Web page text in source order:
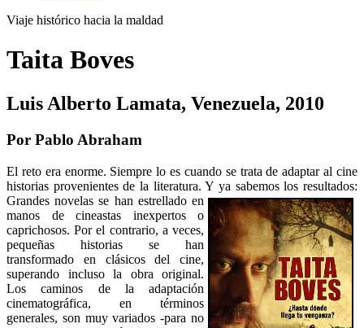
Viaje histórico hacia la maldad
Taita Boves
Luis Alberto Lamata, Venezuela, 2010
Por Pablo Abraham
El reto era enorme. Siempre lo es cuando se trata de adaptar al cine
historias provenientes de la literatura. Y ya sabemos los resultados:
Grandes novelas se han estrellado en
manos de cineastas inexpertos o
caprichosos. Por el contrario, a veces,
pequeñas historias se han
transformado en clásicos del cine,
superando incluso la obra original.
Los caminos de la adaptación
cinematográfica, en términos
generales, son muy variados -para no